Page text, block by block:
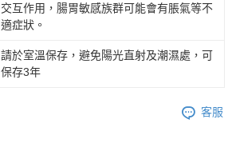
交互作用，腸胃敏感族群可能會有脹氣等不
適症狀。
請於室溫保存，避免陽光直射及潮濕處，可
保存3年
客服